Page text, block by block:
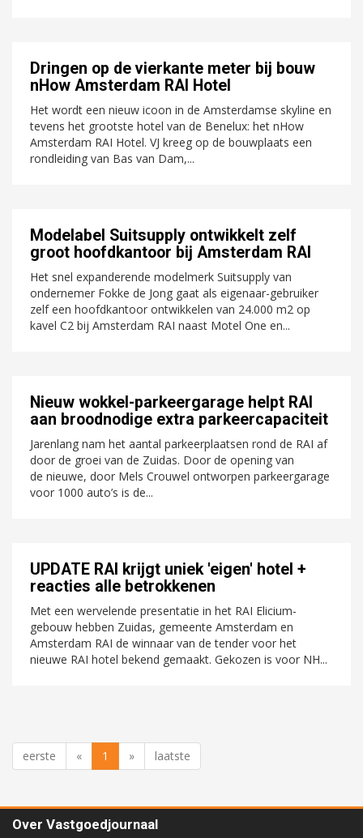
Dringen op de vierkante meter bij bouw
nHow Amsterdam RAI Hotel
Het wordt een nieuw icoon in de Amsterdamse skyline en
tevens het grootste hotel van de Benelux: het nHow
Amsterdam RAI Hotel. VJ kreeg op de bouwplaats een
rondleiding van Bas van Dam,...
Modelabel Suitsupply ontwikkelt zelf
groot hoofdkantoor bij Amsterdam RAI
Het snel expanderende modelmerk Suitsupply van
ondernemer Fokke de Jong gaat als eigenaar-gebruiker
zelf een hoofdkantoor ontwikkelen van 24.000 m2 op
kavel C2 bij Amsterdam RAI naast Motel One en...
Nieuw wokkel-parkeergarage helpt RAI
aan broodnodige extra parkeercapaciteit
Jarenlang nam het aantal parkeerplaatsen rond de RAI af
door de groei van de Zuidas. Door de opening van
de nieuwe, door Mels Crouwel ontworpen parkeergarage
voor 1000 auto’s is de...
UPDATE RAI krijgt uniek 'eigen' hotel +
reacties alle betrokkenen
Met een wervelende presentatie in het RAI Elicium-
gebouw hebben Zuidas, gemeente Amsterdam en
Amsterdam RAI de winnaar van de tender voor het
nieuwe RAI hotel bekend gemaakt. Gekozen is voor NH...
eerste « 1 » laatste
Over Vastgoedjournaal